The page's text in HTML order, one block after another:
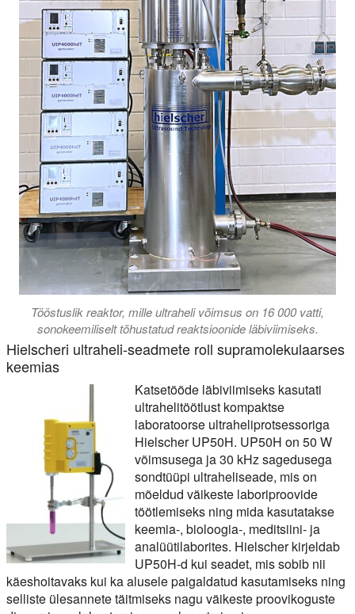
Tööstuslik reaktor, mille ultraheli võimsus on 16 000 vatti,
sonokeemiliselt tõhustatud reaktsioonide läbiviimiseks.
Hielscheri ultraheli-seadmete roll supramolekulaarses
keemias
Katsetööde läbiviimiseks kasutati
ultrahelitöötlust kompaktse
laboratoorse ultraheliprotsessoriga
Hielscher UP50H. UP50H on 50 W
võimsusega ja 30 kHz sagedusega
sondtüüpi ultraheliseade, mis on
mõeldud väikeste laboriproovide
töötlemiseks ning mida kasutatakse
keemia-, bioloogia-, meditsiini- ja
analüütilaborites. Hielscher kirjeldab
UP50H-d kui seadet, mis sobib nii
käeshoitavaks kui ka alusele paigaldatud kasutamiseks ning
selliste ülesannete täitmiseks nagu väikeste proovikoguste